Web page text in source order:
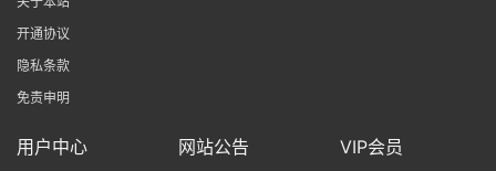
开通协议
隐私条款
免责申明
用户中心 网站公告 VIP会员